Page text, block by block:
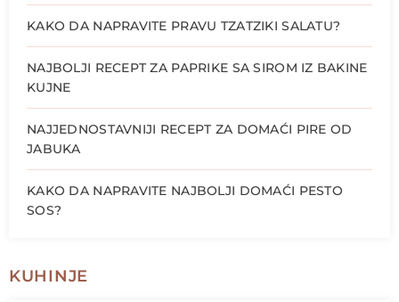
KAKO DA NAPRAVITE PRAVU TZATZIKI SALATU?
NAJBOLJI RECEPT ZA PAPRIKE SA SIROM IZ BAKINE
KUJNE
NAJJEDNOSTAVNIJI RECEPT ZA DOMAĆI PIRE OD
JABUKA
KAKO DA NAPRAVITE NAJBOLJI DOMAĆI PESTO
SOS?
KUHINJE